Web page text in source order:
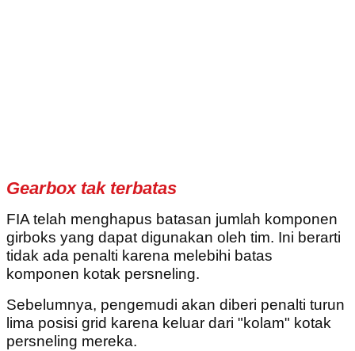
Gearbox tak terbatas
FIA telah menghapus batasan jumlah komponen
girboks yang dapat digunakan oleh tim. Ini berarti
tidak ada penalti karena melebihi batas
komponen kotak persneling.
Sebelumnya, pengemudi akan diberi penalti turun
lima posisi grid karena keluar dari "kolam" kotak
persneling mereka.